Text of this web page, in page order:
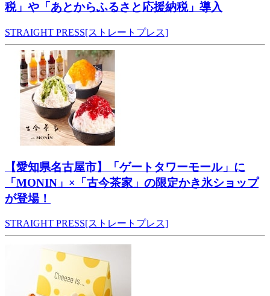
税」や「あとからふるさと応援納税」導入
STRAIGHT PRESS[ストレートプレス]
【愛知県名古屋市】「ゲートタワーモール」に
「MONIN」×「古今茶家」の限定かき氷ショップ
が登場！
STRAIGHT PRESS[ストレートプレス]